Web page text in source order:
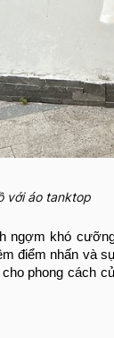
với áo tanktop
ngợm khó
điểm nhấn và
phong cách